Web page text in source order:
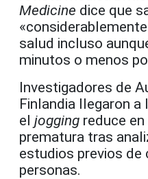
Medicine dice que
salud incluso
minutos o menos
Investigadores de
Finlandia llegaron a
el jogging reduce
prematura tras
estudios previos de
personas.